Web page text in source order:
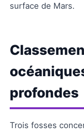
surface de Mars.
profondes
Trois fosses